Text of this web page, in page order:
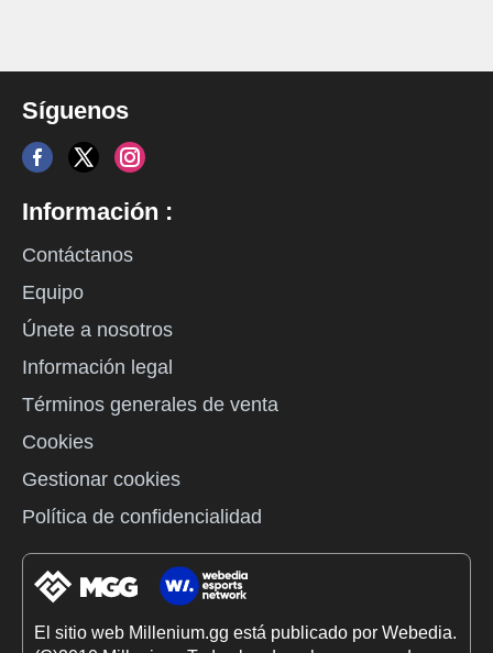
Síguenos
Información :
Contáctanos
Equipo
Únete a nosotros
Información legal
Términos generales de venta
Cookies
Gestionar cookies
Política de confidencialidad
El sitio web Millenium.gg está publicado por Webedia.